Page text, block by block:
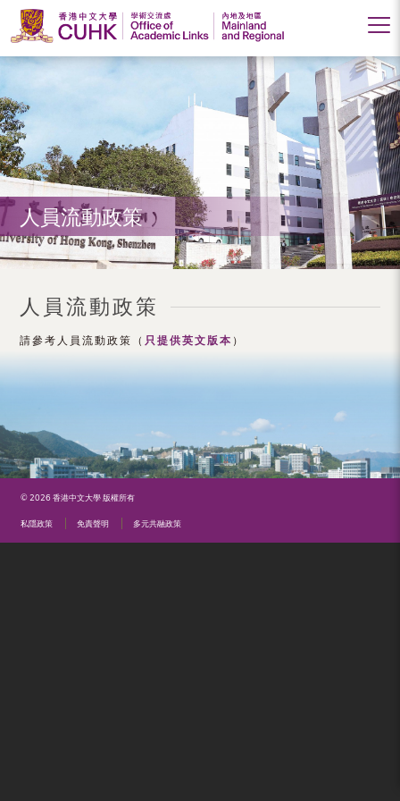
香
港
中
文
大
學
學
交
流
處
（內
地
及
地
區）
人員流動政策
人員流動政策
請參考人員流動政策（ 只提供英文版本 ）
© 2026 香港中文大學 版權所有
私隱政策 免責聲明 多元共融政策